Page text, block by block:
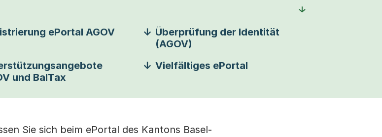
ePortal AGOV
Überprüfung der Identität
(AGOV)
und BalTax
Vielfältiges ePortal
Sie sich beim ePortal des Kantons Basel-